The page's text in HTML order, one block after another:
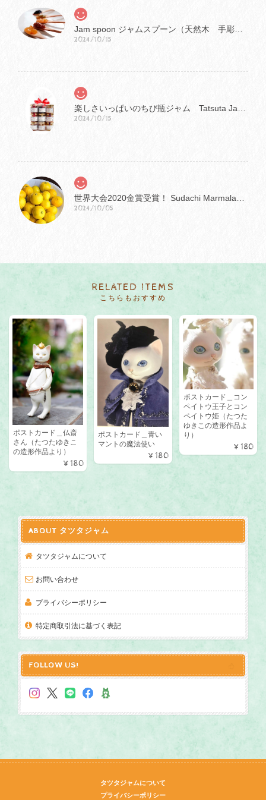
2024/10/15
2024/10/15
2024/10/05
最強の絶対王者！ Chestnut 和栗のジャム
もう、一言です とっても美味しいです 本当にあっという間になく
なります
年間人気第一位！！ Peach 白桃のジャム
2023/12/15
いつもおいしいジャムありがとうございます😊 すだちジャムとっ
なメッセージもありがとうございました。
こんにちは。 こちらこそ、いつも本当に
なってしまい、申し訳ありません… 今シ
ーズンはいつもよりもすだちマーマレー
ドがたくさん作れたので、楽しんでいた
RELATED ITEMS
こちらもおすすめ
ポストカード＿仏斎
さん（たつたゆきこ
の造形作品より）
¥180
ポストカード＿青い
マントの魔法使い
¥180
ポストカード＿コン
ペイトウ王子とコン
ペイトウ姫（たつた
ゆきこの造形作品よ
り）
¥180
ABOUT タツタジャム
タツタジャムについて
お問い合わせ
プライバシーポリシー
特定商取引法に基づく表記
FOLLOW US!
タツタジャムについて
プライバシーポリシー